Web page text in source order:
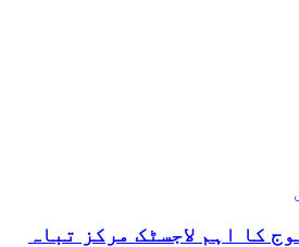
کا اہم لاجسٹک مرکز تباہ